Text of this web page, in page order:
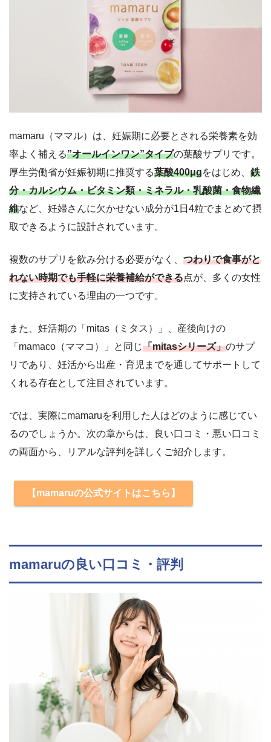
mamaru（ママル）は、妊娠期に必要とされる栄養素を効
率よく補える”オールインワン”タイプの葉酸サプリです。
厚生労働省が妊娠初期に推奨する葉酸400μgをはじめ、 鉄
分・カルシウム・ビタミン類・ミネラル・乳酸菌・食物繊
維など、妊婦さんに欠かせない成分が1日4粒でまとめて摂
取できるように設計されています。
複数のサプリを飲み分ける必要がなく、 つわりで食事がと
れない時期でも手軽に栄養補給ができる点が、多くの女性
に支持されている理由の一つです。
また、妊活期の「mitas（ミタス）」、産後向けの
「mamaco（ママコ）」と同じ「mitasシリーズ」のサプ
リであり、妊活から出産・育児までを通してサポートして
くれる存在として注目されています。
では、実際にmamaruを利用した人はどのように感じてい
るのでしょうか。次の章からは、良い口コミ・悪い口コミ
の両面から、リアルな評判を詳しくご紹介します。
【mamaruの公式サイトはこちら】
mamaruの良い口コミ・評判